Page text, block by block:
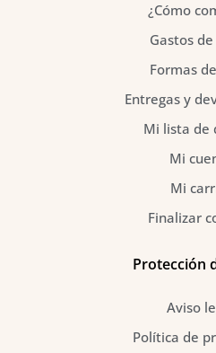
¿Cómo
Gastos
Formas
Entregas y
Mi lista de
Mi
Mi
Finalizar
Protección
Aviso
Política de